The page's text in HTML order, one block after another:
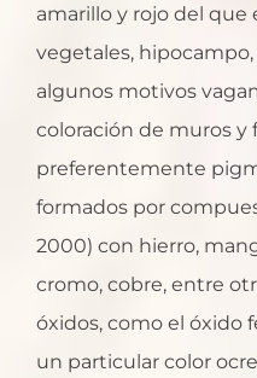
amarillo y rojo del que
vegetales,
algunos motivos
coloración de muros y
preferentemente
formados por
2000) con hierro,
cromo, cobre, entre
óxidos, como el óxido
un particular color